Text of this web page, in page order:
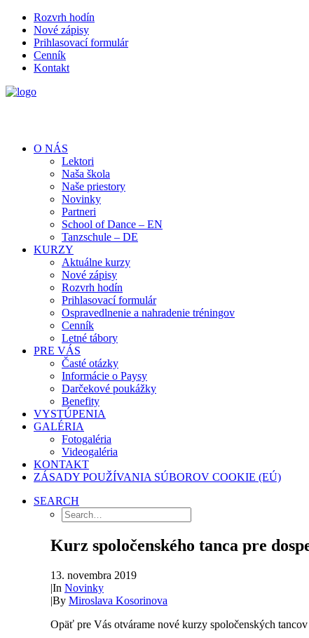
Rozvrh hodín
Nové zápisy
Prihlasovací formulár
Cenník
Kontakt
O NÁS
Lektori
Naša škola
Naše priestory
Novinky
Partneri
School of Dance – EN
Tanzschule – DE
KURZY
Aktuálne kurzy
Nové zápisy
Rozvrh hodín
Prihlasovací formulár
Ospravedlnenie a nahradenie tréningov
Cenník
Letné tábory
PRE VÁS
Časté otázky
Informácie o Paysy
Darčekové poukážky
Benefity
VYSTÚPENIA
GALÉRIA
Fotogaléria
Videogaléria
KONTAKT
ZÁSADY POUŽÍVANIA SÚBOROV COOKIE (EÚ)
SEARCH
Kurz spoločenského tanca pre
13. novembra 2019
|In Novinky
|By Miroslava Kosorinova
Opäť pre Vás otvárame nové kurzy spoločenských